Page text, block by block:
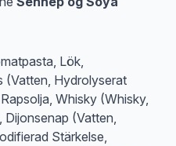
Lök,
(Vatten, Hydrolyserat
Whisky (Whisky,
(Vatten,
Stärkelse,